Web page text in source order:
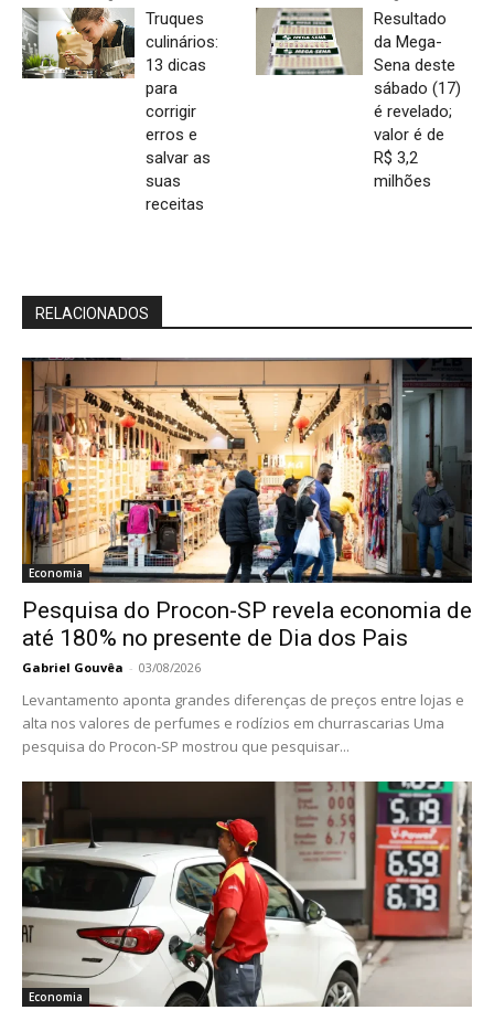
Truques
culinários:
13 dicas
para
corrigir
erros e
salvar as
suas
receitas
Resultado
da Mega-
Sena deste
sábado (17)
é revelado;
valor é de
R$ 3,2
milhões
RELACIONADOS
Economia
Pesquisa do Procon-SP revela economia de
até 180% no presente de Dia dos Pais
Gabriel Gouvêa - 03/08/2026
Levantamento aponta grandes diferenças de preços entre lojas e
alta nos valores de perfumes e rodízios em churrascarias Uma
pesquisa do Procon-SP mostrou que pesquisar...
Economia